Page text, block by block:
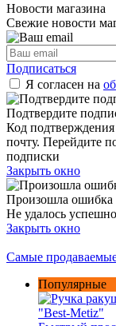
Новости магазина
Свежие новости
Подписаться
Я согласен на
Подтвердите
Код
почту. Перейдите
подписки
Закрыть окно
Произошла ошибка
Не удалось
Закрыть окно
Самые
Популярные